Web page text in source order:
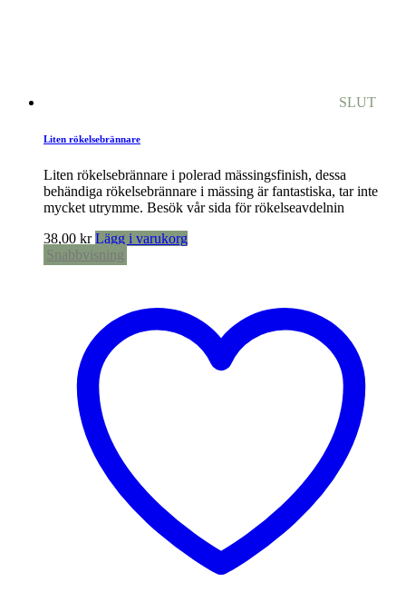
SLUT
Liten rökelsebrännare
Liten rökelsebrännare i polerad mässingsfinish, dessa
behändiga rökelsebrännare i mässing är fantastiska, tar inte
mycket utrymme. Besök vår sida för rökelseavdelnin
38,00 kr Lägg i varukorg
Snabbvisning